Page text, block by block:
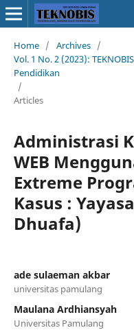
Home / Archives /
Vol. 1 No. 2 (2023):
Pendidikan
/
Articles
Administrasi
WEB
Extreme
Kasus :
Dhuafa)
ade sulaeman akbar
universitas pamulang
Maulana Ardhiansyah
Universitas Pamulang